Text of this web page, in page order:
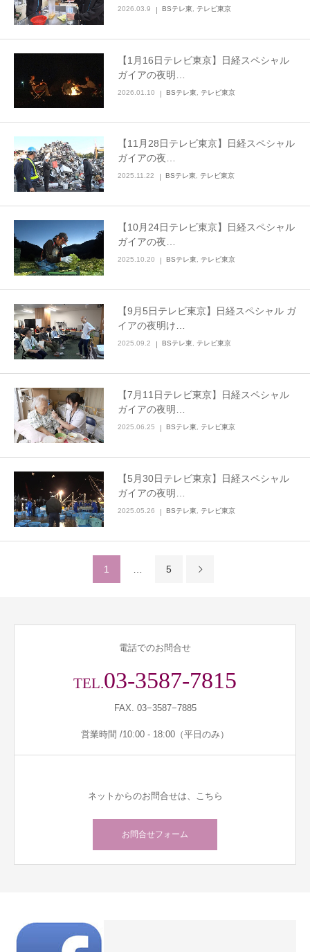
2026.03.9 BSテレ東 テレビ東京
【1月16日テレビ東京】日経スペシャル
ガイアの夜明…
2026.01.10 BSテレ東 テレビ東京
【11月28日テレビ東京】日経スペシャル
ガイアの夜…
2025.11.22 BSテレ東, テレビ東京
【10月24日テレビ東京】日経スペシャル
ガイアの夜…
2025.10.20 BSテレ東, テレビ東京
【9月5日テレビ東京】日経スペシャル ガ
イアの夜明け…
2025.09.2 BSテレ東 テレビ東京
【7月11日テレビ東京】日経スペシャル
ガイアの夜明…
2025.06.25 BSテレ東 テレビ東京
【5月30日テレビ東京】日経スペシャル
ガイアの夜明…
2025.05.26 BSテレ東 テレビ東京
1 5
電話でのお問合せ
TEL.03-3587-7815
FAX. 03−3587−7885
営業時間 /10:00 - 18:00（平日のみ）
ネットからのお問合せは、こちら
お問合せフォーム